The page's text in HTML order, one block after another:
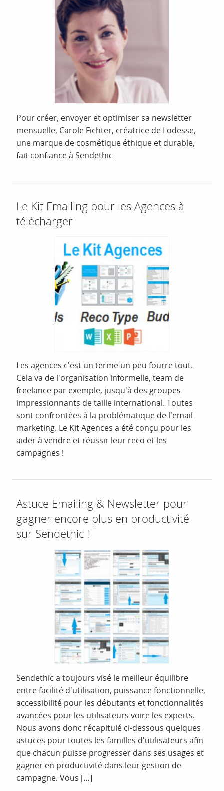
Pour créer, envoyer et optimiser sa newsletter
mensuelle, Carole Fichter, créatrice de Lodesse,
une marque de cosmétique éthique et durable,
fait confiance à Sendethic
Le Kit Emailing pour les Agences à
télécharger
Les agences c'est un terme un peu fourre tout.
Cela va de l'organisation informelle, team de
freelance par exemple, jusqu'à des groupes
impressionnants de taille international. Toutes
sont confrontées à la problématique de l'email
marketing. Le Kit Agences a été conçu pour les
aider à vendre et réussir leur reco et les
campagnes !
Astuce Emailing & Newsletter pour
gagner encore plus en productivité
sur Sendethic !
Sendethic a toujours visé le meilleur équilibre
entre facilité d'utilisation, puissance fonctionnelle,
accessibilité pour les débutants et fonctionnalités
avancées pour les utilisateurs voire les experts.
Nous avons donc récapitulé ci-dessous quelques
astuces pour toutes les familles d'utilisateurs afin
que chacun puisse progresser dans ses usages et
gagner en productivité dans leur gestion de
campagne. Vous […]